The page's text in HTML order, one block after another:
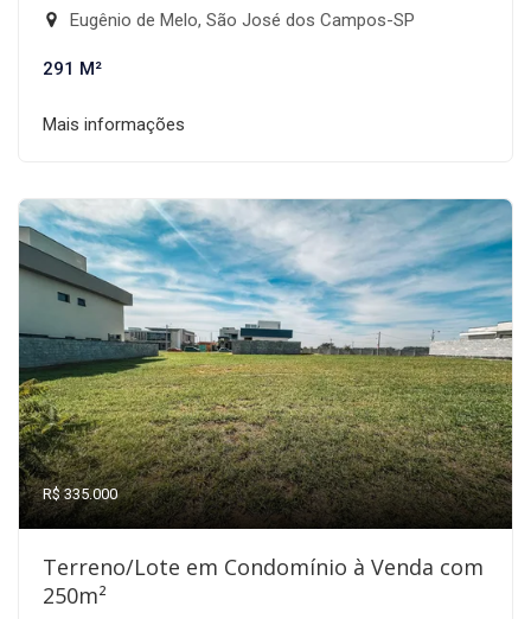
Eugênio de Melo, São José dos Campos-SP
291 M²
Mais informações
R$ 335.000
Terreno/Lote em Condomínio à Venda com
250m²